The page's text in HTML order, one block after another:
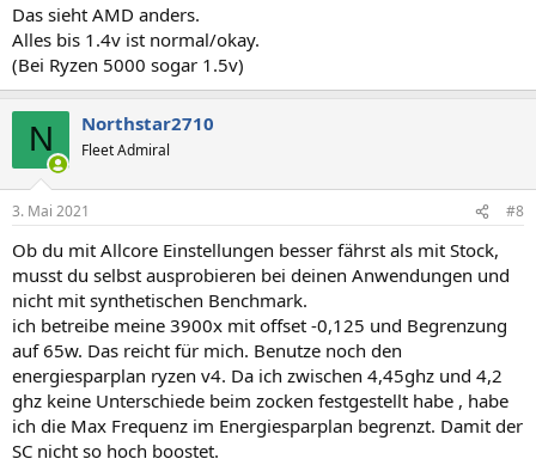
Das sieht AMD anders.
Alles bis 1.4v ist normal/okay.
(Bei Ryzen 5000 sogar 1.5v)
N Northstar2710
Fleet Admiral
3. Mai 2021 #8
Ob du mit Allcore Einstellungen besser fährst als mit Stock,
musst du selbst ausprobieren bei deinen Anwendungen und
nicht mit synthetischen Benchmark.
ich betreibe meine 3900x mit offset -0,125 und Begrenzung
auf 65w. Das reicht für mich. Benutze noch den
energiesparplan ryzen v4. Da ich zwischen 4,45ghz und 4,2
ghz keine Unterschiede beim zocken festgestellt habe , habe
ich die Max Frequenz im Energiesparplan begrenzt. Damit der
SC nicht so hoch boostet.